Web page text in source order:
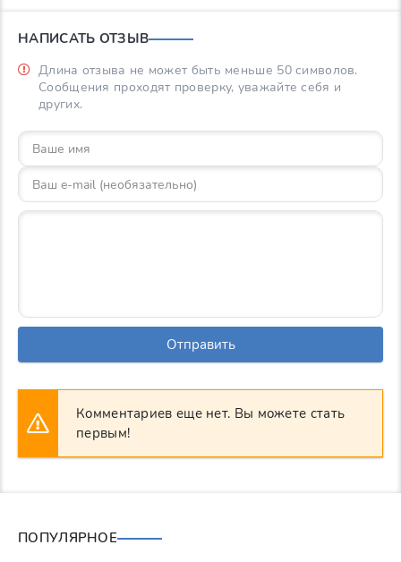
НАПИСАТЬ ОТЗЫВ
Длина отзыва не может быть меньше 50 символов.
Сообщения проходят проверку, уважайте себя и
других.
Отправить
Комментариев еще нет. Вы можете стать
первым!
ПОПУЛЯРНОЕ